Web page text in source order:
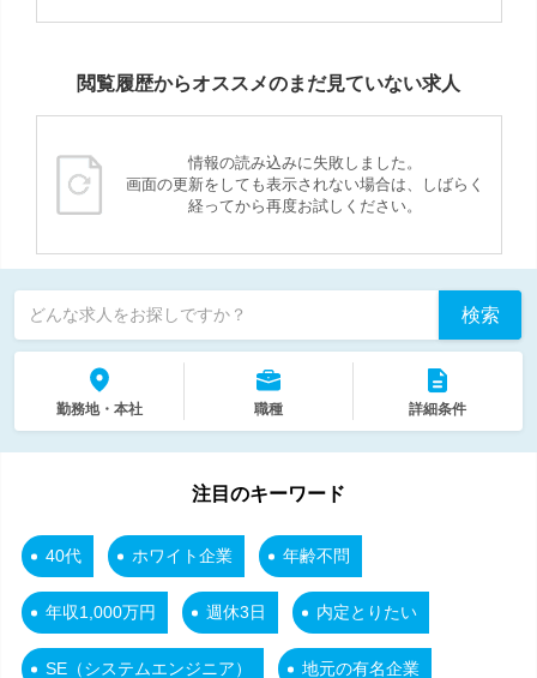
閲覧履歴からオススメのまだ見ていない求人
情報の読み込みに失敗しました。
画面の更新をしても表示されない場合は、しばらく
経ってから再度お試しください。
どんな求人をお探しですか？ 検索
勤務地・本社 職種 詳細条件
注目のキーワード
40代 ホワイト企業 年齢不問
年収1,000万円 週休3日 内定とりたい
SE（システムエンジニア） 地元の有名企業